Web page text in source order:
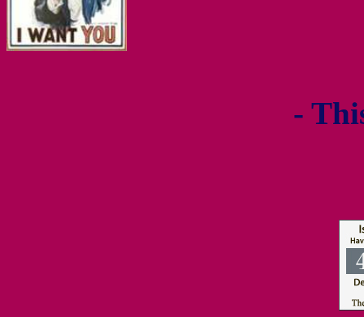
-